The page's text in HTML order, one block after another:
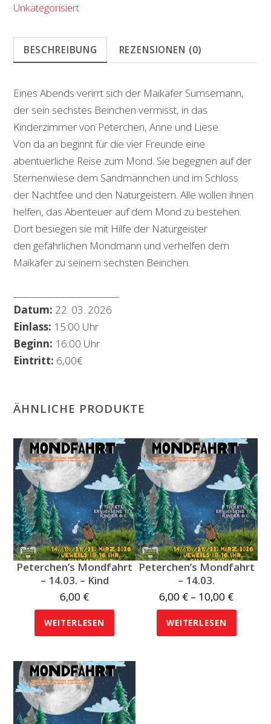
Unkategorisiert
BESCHREIBUNG REZENSIONEN (0)
Eines Abends verirrt sich der Maikäfer Sumsemann,
der sein sechstes Beinchen vermisst, in das
Kinderzimmer von Peterchen, Anne und Liese.
Von da an beginnt für die vier Freunde eine
abentuerliche Reise zum Mond. Sie begegnen auf der
Sternenwiese dem Sandmännchen und im Schloss
der Nachtfee und den Naturgeistern. Alle wollen ihnen
helfen, das Abenteuer auf dem Mond zu bestehen.
Dort besiegen sie mit Hilfe der Naturgeister
den gefährlichen Mondmann und verhelfen dem
Maikäfer zu seinem sechsten Beinchen.
Datum: 22. 03. 2026
Einlass: 15:00 Uhr
Beginn: 16:00 Uhr
Eintritt: 6,00€
ÄHNLICHE PRODUKTE
Peterchen’s Mondfahrt
– 14.03. – Kind
6,00 €
WEITERLESEN
Peterchen’s Mondfahrt
– 14.03.
6,00 € – 10,00 €
6,00 €
WEITERLESEN